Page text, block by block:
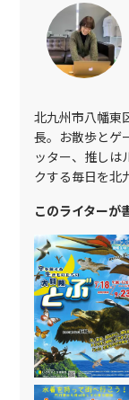
北九州市八幡東
長。お散歩とゲ
ッター、推しは
クする毎日を
このライターが